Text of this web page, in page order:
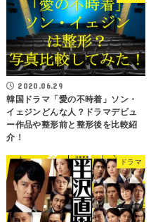
2020.06.29
韓国ドラマ「愛の不時着」ソン・
イェジンどんな人？ドラマデビュ
ー作品や整形前と整形後を比較紹
介！
ドラマ